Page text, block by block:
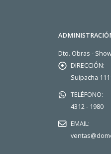
Dto. Obras -
DIRECCIÓN:
Suipacha
TELÉFONO:
4312 - 1980
EMAIL: